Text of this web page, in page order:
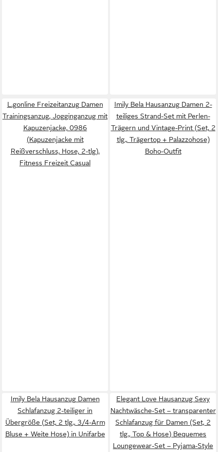
L.gonline Freizeitanzug Damen
Trainingsanzug, Jogginganzug mit
Kapuzenjacke, 0986
(Kapuzenjacke mit
Reißverschluss, Hose, 2-tlg),
Fitness Freizeit Casual
Imily Bela Hausanzug Damen 2-
teiliges Strand-Set mit Perlen-
Trägern und Vintage-Print (Set, 2
tlg., Trägertop + Palazzohose)
Boho-Outfit
Imily Bela Hausanzug Damen
Schlafanzug 2-teiliger in
Übergröße (Set, 2 tlg., 3/4-Arm
Bluse + Weite Hose) in Unifarbe
Elegant Love Hausanzug Sexy
Nachtwäsche-Set – transparenter
Schlafanzug für Damen (Set, 2
tlg., Top & Hose) Bequemes
Loungewear-Set – Pyjama-Style